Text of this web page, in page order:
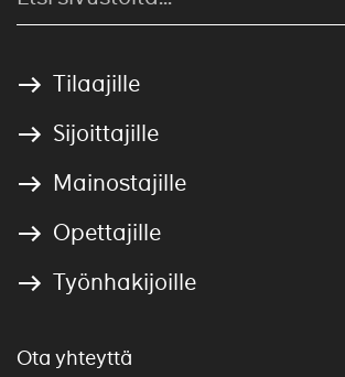
Tilaajille
Sijoittajille
Mainostajille
Opettajille
Työnhakijoille
Ota yhteyttä